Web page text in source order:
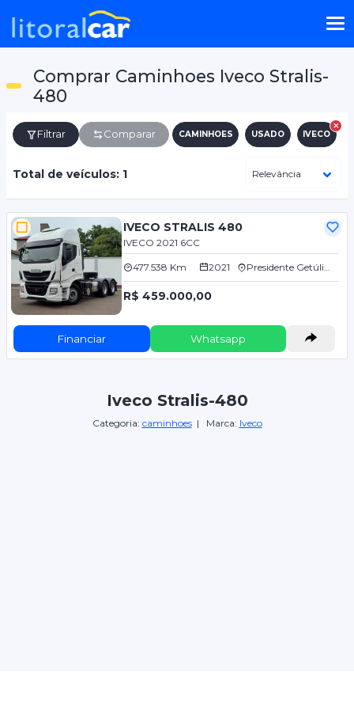
Comprar Caminhoes Iveco Stralis-
480
Filtrar Comparar CAMINHOES USADO IVECO
Total de veículos: 1
IVECO STRALIS 480
IVECO 2021 6CC
477.538 Km 2021 Presidente Getúlio/SC
R$ 459.000,00
Financiar Whatsapp
Iveco Stralis-480
Categoria: caminhoes| Marca: Iveco